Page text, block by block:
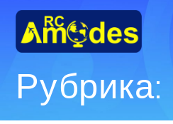
Рубрика: